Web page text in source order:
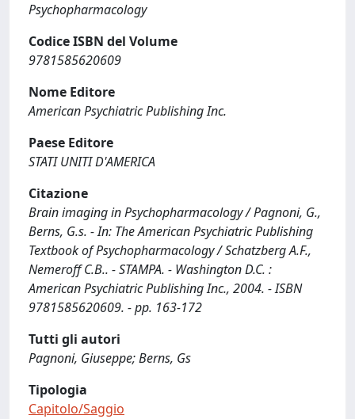
Psychopharmacology
Codice ISBN del Volume
9781585620609
Nome Editore
American Psychiatric Publishing Inc.
Paese Editore
STATI UNITI D'AMERICA
Citazione
Brain imaging in Psychopharmacology / Pagnoni, G.,
Berns, G.s. - In: The American Psychiatric Publishing
Textbook of Psychopharmacology / Schatzberg A.F.,
Nemeroff C.B.. - STAMPA. - Washington D.C. :
American Psychiatric Publishing Inc., 2004. - ISBN
9781585620609. - pp. 163-172
Tutti gli autori
Pagnoni, Giuseppe; Berns, Gs
Tipologia
Capitolo/Saggio